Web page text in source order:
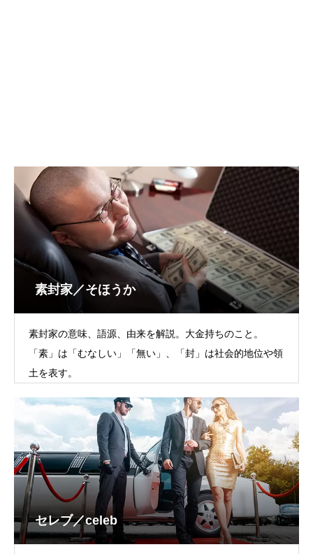
素封家／そほうか
素封家の意味、語源、由来を解説。大金持ちのこと。
「素」は「むなしい」「無い」、「封」は社会的地位や領
土を表す。
セレブ／celeb